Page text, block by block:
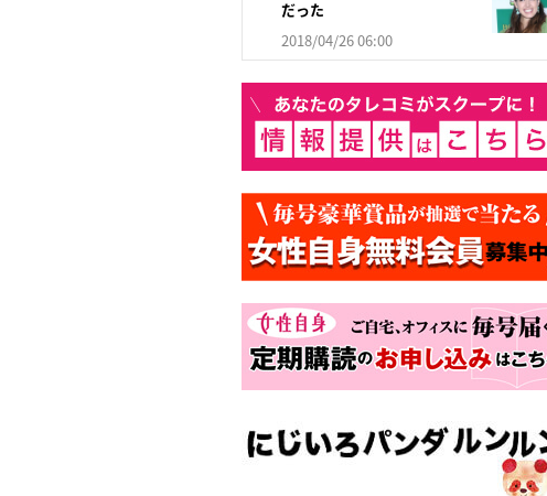
だった
2018/04/26 06:00